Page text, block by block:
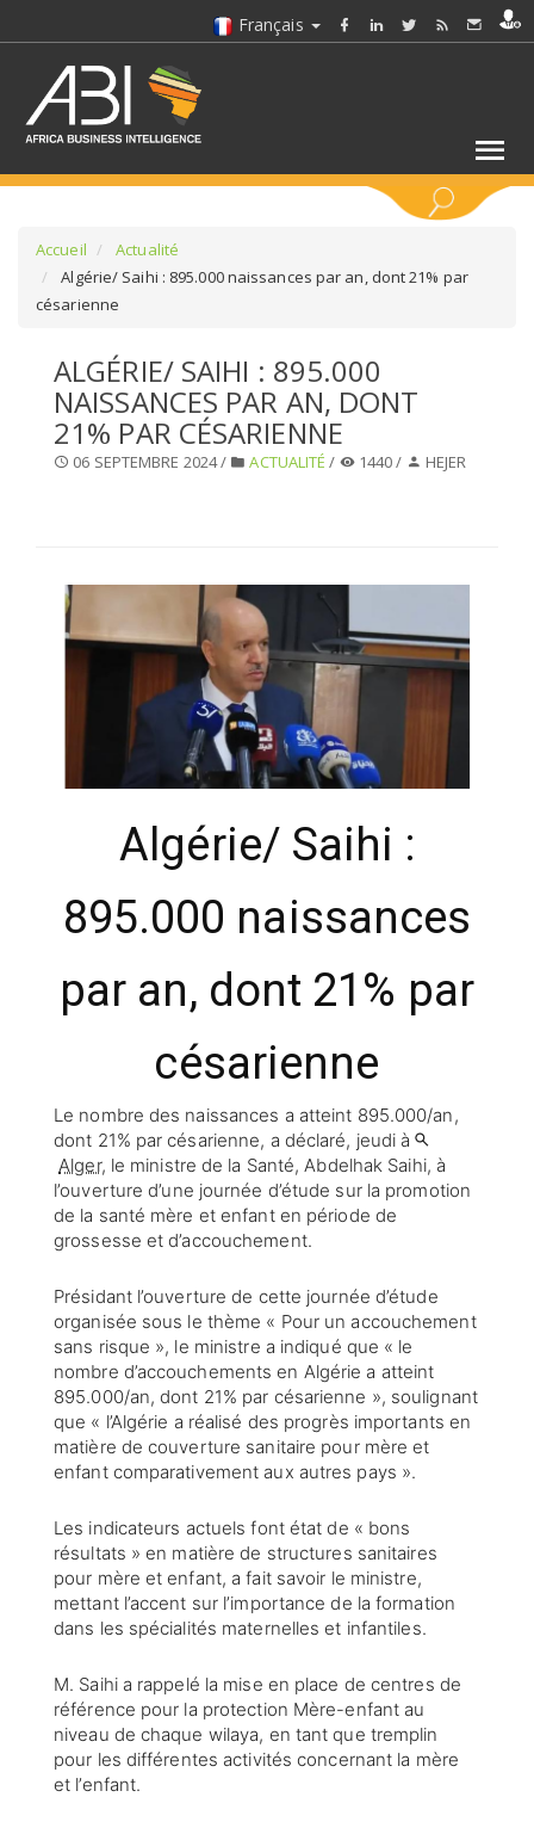
Français
SÉLECTIONNEZ UN DOSSIER
SELECTIONNEZ UNE SECTION
Accueil
Actualité
Algérie/ Saihi : 895.000 naissances par an, dont 21% par
césarienne
ALGÉRIE/ SAIHI : 895.000
NAISSANCES PAR AN, DONT
21% PAR CÉSARIENNE
06 SEPTEMBRE 2024 / ACTUALITÉ / 1440 / HEJER
Algérie/ Saihi :
895.000 naissances
par an, dont 21% par
césarienne
Le nombre des naissances a atteint 895.000/an,
dont 21% par césarienne, a déclaré, jeudi à
Alger, le ministre de la Santé, Abdelhak Saihi, à
l’ouverture d’une journée d’étude sur la promotion
de la santé mère et enfant en période de
grossesse et d’accouchement.
Présidant l’ouverture de cette journée d’étude
organisée sous le thème « Pour un accouchement
sans risque », le ministre a indiqué que « le
nombre d’accouchements en Algérie a atteint
895.000/an, dont 21% par césarienne », soulignant
que « l’Algérie a réalisé des progrès importants en
matière de couverture sanitaire pour mère et
enfant comparativement aux autres pays ».
Les indicateurs actuels font état de « bons
résultats » en matière de structures sanitaires
pour mère et enfant, a fait savoir le ministre,
mettant l’accent sur l’importance de la formation
dans les spécialités maternelles et infantiles.
M. Saihi a rappelé la mise en place de centres de
référence pour la protection Mère-enfant au
niveau de chaque wilaya, en tant que tremplin
pour les différentes activités concernant la mère
et l’enfant.